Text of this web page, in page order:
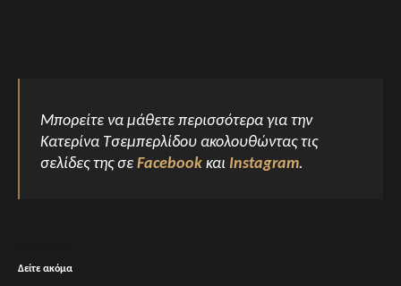
Μπορείτε να μάθετε περισσότερα για την
Κατερίνα Τσεμπερλίδου ακολουθώντας τις
σελίδες της σε Facebook και Instagram.
Δείτε ακόμα